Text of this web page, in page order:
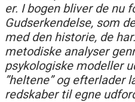
er. I bogen bliver de nu
Gudserkendelse, som
med den historie, de
metodiske analyser
psykologiske modeller
”heltene” og efterlader
redskaber til egne